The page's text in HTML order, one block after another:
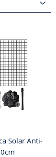
Solar Anti-